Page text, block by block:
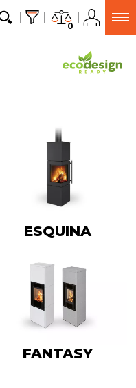
0
ESQUINA
FANTASY